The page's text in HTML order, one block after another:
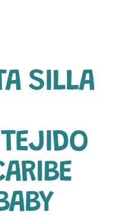
SILLA